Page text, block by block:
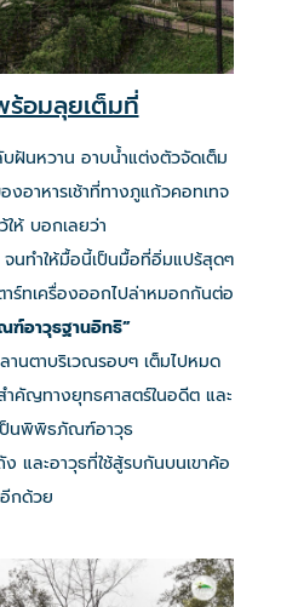
อมลุยเต็มที่
ฝันหวาน อาบน้ำแต่งตัวจัดเต็ม
งอาหารเช้าที่ทางภูแก้วคอทเทจ
ให้ บอกเลยว่า
นทำให้มื้อนี้เป็นมื้อที่อิ่มแปร้สุดๆ
ร์ทเครื่องออกไปล่าหมอกกันต่อ
อาวุธฐานอิทธิ”
านตาบริเวณรอบๆ เต็มไปหมด
าคัญทางยุทธศาสตร์ในอดีต และ
นพิพิธภัณฑ์อาวุธ
และอาวุธที่ใช้สู้รบกันบนเขาค้อ
อีกด้วย